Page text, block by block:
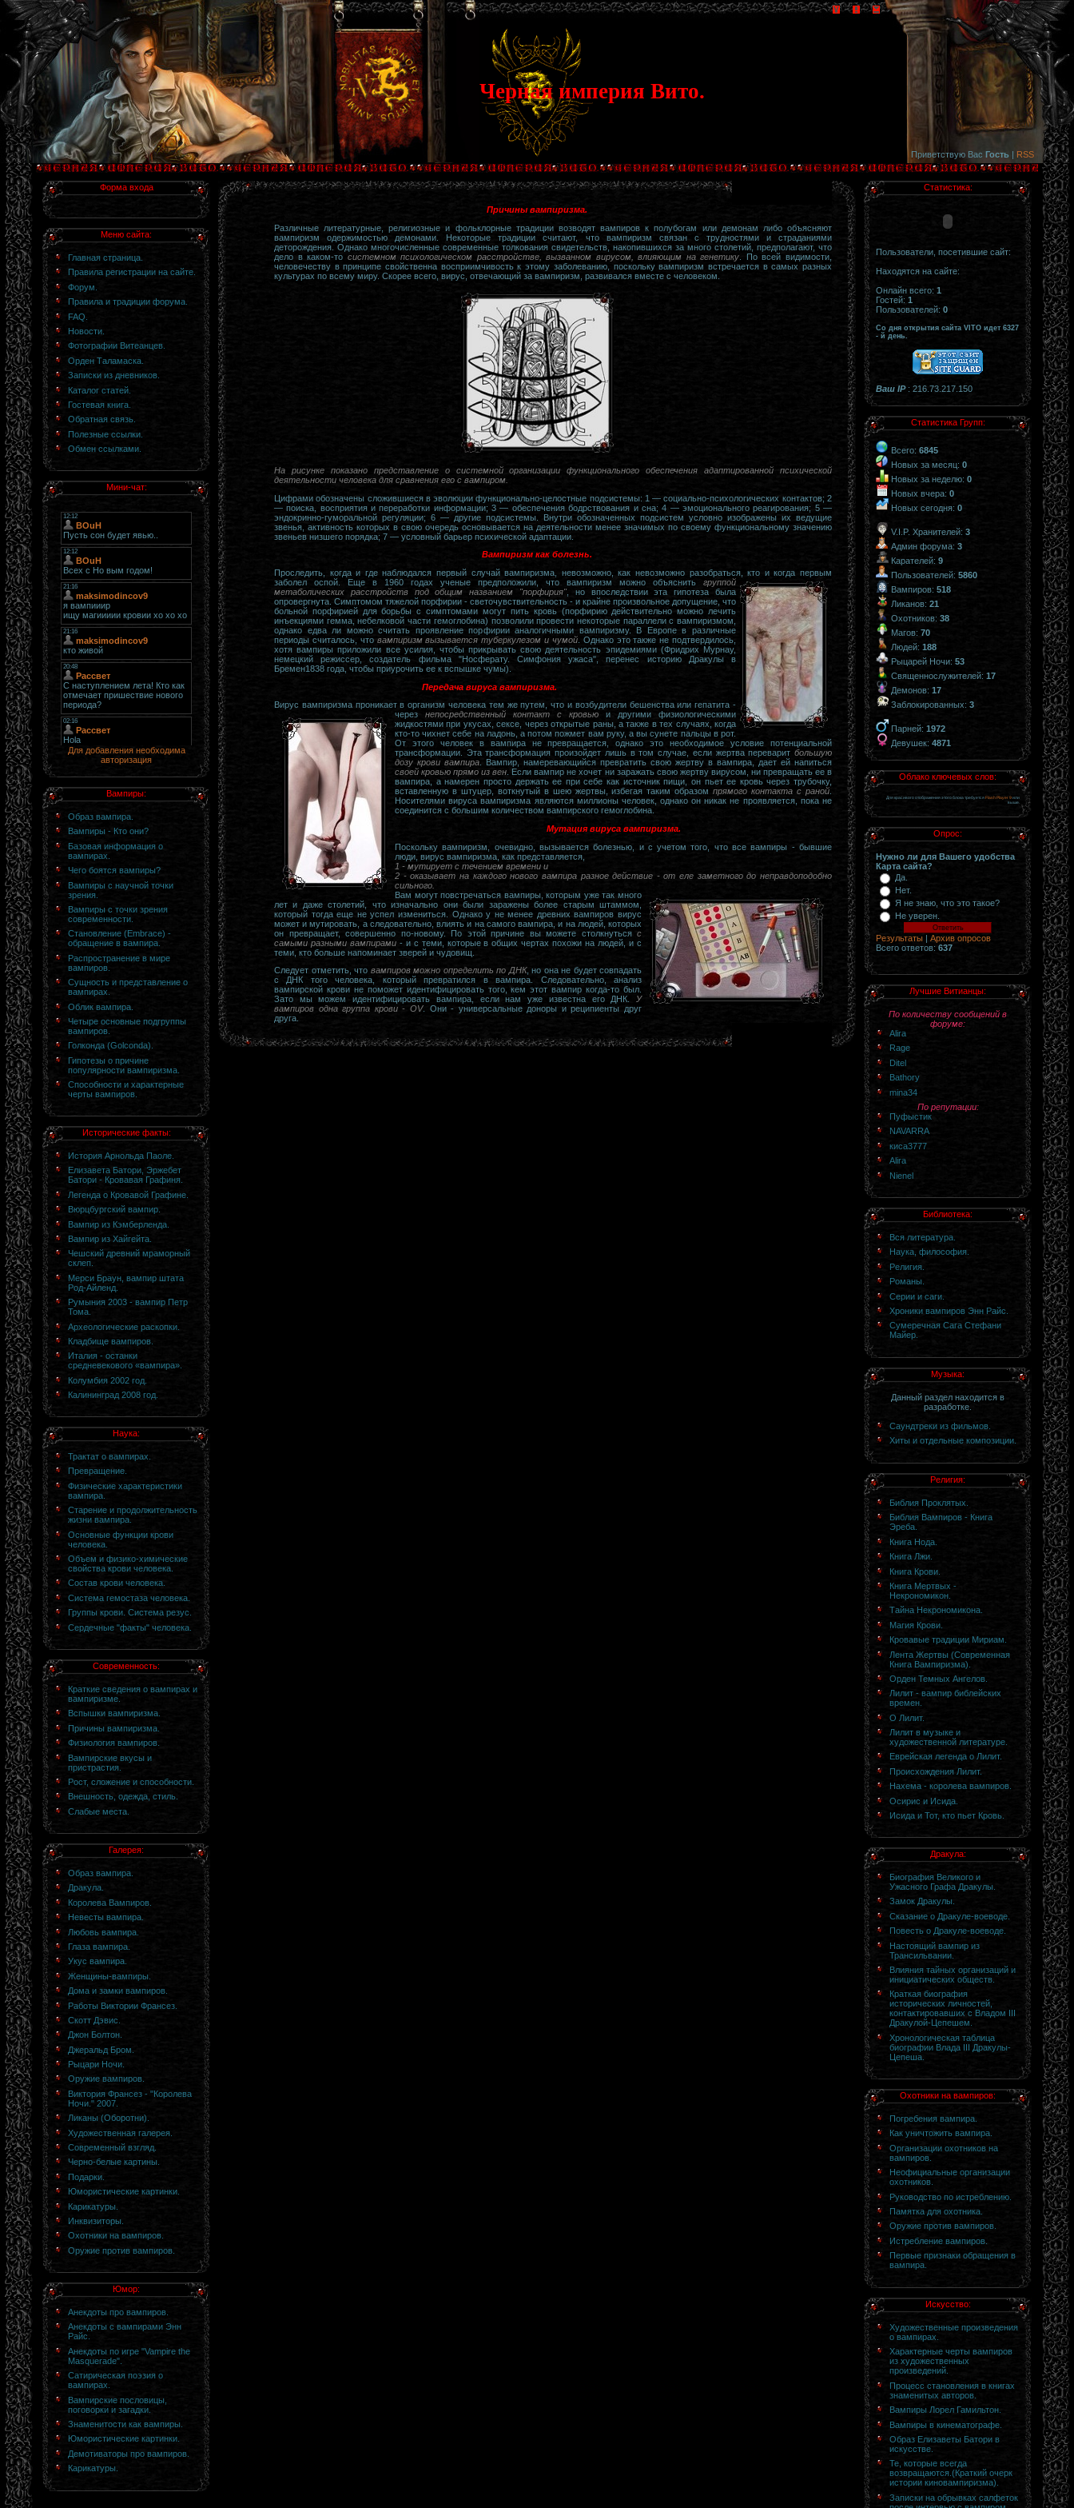
Черная империя Вито.
Приветствую Вас Гость | RSS
Форма входа
Меню сайта:
Главная страница.
Правила регистрации на сайте.
Форум.
Правила и традиции форума.
FAQ.
Новости.
Фотографии Витеанцев.
Орден Таламаска.
Записки из дневников.
Каталог статей.
Гостевая книга.
Обратная связь.
Полезные ссылки.
Обмен ссылками.
Мини-чат:
Для добавления необходима
авторизация
Вампиры:
Образ вампира.
Вампиры - Кто они?
Базовая информация о
вампирах.
Чего боятся вампиры?
Вампиры с научной точки
зрения.
Вампиры с точки зрения
современности.
Становление (Embrace) -
обращение в вампира.
Распространение в мире
вампиров.
Сущность и представление о
вампирах.
Облик вампира.
Четыре основные подгруппы
вампиров.
Голконда (Golconda).
Гипотезы о причине
популярности вампиризма.
Способности и характерные
черты вампиров.
Исторические факты:
История Арнольда Паоле.
Елизавета Батори, Эржебет
Батори - Кровавая Графиня.
Легенда о Кровавой Графине.
Вюрцбургский вампир.
Вампир из Кэмберленда.
Вампир из Хайгейта.
Чешский древний мраморный
склеп.
Мерси Браун, вампир штата
Род-Айленд.
Румыния 2003 - вампир Петр
Тома.
Археологические раскопки.
Кладбище вампиров.
Италия - останки
средневекового «вампира».
Колумбия 2002 год.
Калининград 2008 год.
Наука:
Трактат о вампирах.
Превращение.
Физические характеристики
вампира.
Старение и продолжительность
жизни вампира.
Основные функции крови
человека.
Объем и физико-химические
свойства крови человека.
Состав крови человека.
Система гемостаза человека.
Группы крови. Система резус.
Сердечные "факты" человека.
Современность:
Краткие сведения о вампирах и
вампиризме.
Вспышки вампиризма.
Причины вампиризма.
Физиология вампиров.
Вампирские вкусы и
пристрастия.
Рост, сложение и способности.
Внешность, одежда, стиль.
Слабые места.
Галерея:
Образ вампира.
Дракула.
Королева Вампиров.
Невесты вампира.
Любовь вампира.
Глаза вампира.
Укус вампира.
Женщины-вампиры.
Дома и замки вампиров.
Работы Виктории Франсез.
Скотт Дэвис.
Джон Болтон.
Джеральд Бром.
Рыцари Ночи.
Оружие вампиров.
Виктория Франсез - "Королева
Ночи." 2007.
Ликаны (Оборотни).
Художественная галерея.
Современный взгляд.
Черно-белые картины.
Подарки.
Юмористические картинки.
Карикатуры.
Инквизиторы.
Охотники на вампиров.
Оружие против вампиров.
Юмор:
Анекдоты про вампиров.
Анекдоты с вампирами Энн
Райс.
Анекдоты по игре "Vampire the
Masquerade".
Сатирическая поэзия о
вампирах.
Вампирские пословицы,
поговорки и загадки.
Знаменитости как вампиры.
Юмористические картинки.
Демотиваторы про вампиров.
Карикатуры.
Причины вампиризма.
Различные литературные, религиозные и фольклорные традиции возводят вампиров к полубогам или демонам либо объясняют
вампиризм одержимостью демонами. Некоторые традиции считают, что вампиризм связан с трудностями и страданиями
деторождения. Однако многочисленные современные толкования свидетельств, накопившихся за много столетий, предполагают, что
дело в каком-то системном психологическом расстройстве, вызванном вирусом, влияющим на генетику . По всей видимости,
человечеству в принципе свойственна восприимчивость к этому заболеванию, поскольку вампиризм встречается в самых разных
культурах по всему миру. Скорее всего, вирус, отвечающий за вампиризм, развивался вместе с человеком.
На рисунке показано представление о системной организации функционального обеспечения адаптированной психической
деятельности человека для сравнения его с вампиром.
Цифрами обозначены сложившиеся в эволюции функционально-целостные подсистемы: 1 — социально-психологических контактов; 2
— поиска, восприятия и переработки информации; 3 — обеспечения бодрствования и сна; 4 — эмоционального реагирования; 5 —
эндокринно-гуморальной регуляции; 6 — другие подсистемы. Внутри обозначенных подсистем условно изображены их ведущие
звенья, активность которых в свою очередь основывается на деятельности менее значимых по своему функциональному значению
звеньев низшего порядка; 7 — условный барьер психической адаптации.
Вампиризм как болезнь.
Проследить, когда и где наблюдался первый случай вампиризма, невозможно, как невозможно разобраться, кто и когда первым
заболел оспой. Еще в 1960 годах ученые предположили, что вампиризм можно объяснить группой
метаболических расстройств под общим названием "порфирия" , но впоследствии эта гипотеза была
опровергнута. Симптомом тяжелой порфирии - светочувствительность - и крайне произвольное допущение, что
больной порфирией для борьбы с симптомами могут пить кровь (порфирию действительно можно лечить
инъекциями гемма, небелковой части гемоглобина) позволили провести некоторые параллели с вампиризмом,
однако едва ли можно считать проявление порфирии аналогичными вампиризму. В Европе в различные
периоды считалось, что вампиризм вызывается туберкулезом и чумой. Однако это также не подтвердилось,
хотя вампиры приложили все усилия, чтобы прикрывать свою деятельность эпидемиями (Фридрих Мурнау,
немецкий режиссер, создатель фильма "Носферату. Симфония ужаса", перенес историю Дракулы в
Бремен1838 года, чтобы приурочить ее к вспышке чумы).
Передача вируса вампиризма.
Вирус вампиризма проникает в организм человека тем же путем, что и возбудители бешенства или гепатита -
через непосредственный контакт с кровью и другими физиологическими
жидкостями при укусах, сексе, через открытые раны, а также в тех случаях, когда
кто-то чихнет себе на ладонь, а потом пожмет вам руку, а вы сунете пальцы в рот.
От этого человек в вампира не превращается, однако это необходимое условие потенциальной
трансформации. Эта трансформация произойдет лишь в том случае, если жертва переварит большую
дозу крови вампира . Вампир, намеревающийся превратить свою жертву в вампира, дает ей напиться
своей кровью прямо из вен . Если вампир не хочет ни заражать свою жертву вирусом, ни превращать ее в
вампира, а намерен просто держать ее при себе как источник пищи, он пьет ее кровь через трубочку,
вставленную в штуцер, воткнутый в шею жертвы, избегая таким образомпрямого контакта с раной
Носителями вируса вампиризма являются миллионы человек, однако он никак не проявляется, пока не
соединится с большим количеством вампирского гемоглобина.
Мутация вируса вампиризма.
Поскольку вампиризм, очевидно, вызывается болезнью, и с учетом того, что все вампиры - бывшие
люди, вирус вампиризма, как представляется,
1 - мутирует с течением времени и
2 - оказывает на каждого нового вампира разное действие - от еле заметного до неправдоподобно
сильного.
Вам могут повстречаться вампиры, которым уже так много
лет и даже столетий, что изначально они были заражены более старым штаммом,
который тогда еще не успел измениться. Однако у не менее древних вампиров вирус
может и мутировать, а следовательно, влиять и на самого вампира, и на людей, которых
он превращает, совершенно по-новому. По этой причине вы можете столкнуться с
самыми разными вампирами- и с теми, которые в общих чертах похожи на людей, и с
теми, кто больше напоминает зверей и чудовищ.
Следует отметить, что вампиров можно определить по ДНК, но она не будет совпадать
с ДНК того человека, который превратился в вампира. Следовательно, анализ
вампирской крови не поможет идентифицировать того, кем этот вампир когда-то был.
Зато мы можем идентифицировать вампира, если нам уже известна его ДНК. У
вампиров одна группа крови - OV. Они - универсальные доноры и реципиенты друг
друга.
Статистика:
Пользователи, посетившие сайт:
Находятся на сайте:
Онлайн всего: 1
Гостей: 1
Пользователей: 0
Со дня открытия сайта VITO идет 6327
- й день.
Ваш IP: 216.73.217.150
Статистика Групп:
Всего: 6845
Новых за месяц: 0
Новых за неделю: 0
Новых вчера: 0
Новых сегодня: 0
V.I.P. Хранителей: 3
Админ форума: 3
Карателей: 9
Пользователей: 5860
Вампиров: 518
Ликанов: 21
Охотников: 38
Магов: 70
Людей: 188
Рыцарей Ночи: 53
Священнослужителей: 17
Демонов: 17
Заблокированных: 3
Парней: 1972
Девушек: 4871
Облако ключевых слов:
Для красивого отображения этого блока требуетсяFlash Player 9или
выше.
Опрос:
Нужно ли для Вашего удобства
Карта сайта?
Да.
Нет.
Я не знаю, что это такое?
Не уверен.
Результаты | Архив опросов
Всего ответов: 637
Лучшие Витианцы:
По количеству сообщений в
форуме:
Alira
Rage
Ditel
Bathory
mina34
По репутации:
Пуфыстик
NAVARRA
киса3777
Alira
Nienel
Библиотека:
Вся литература.
Наука, философия.
Религия.
Романы.
Серии и саги.
Хроники вампиров Энн Райс.
Сумеречная Сага Стефани
Майер.
Музыка:
Данный раздел находится в
разработке.
Саундтреки из фильмов.
Хиты и отдельные композиции.
Религия:
Библия Проклятых.
Библия Вампиров - Книга
Эрeба.
Книга Нода.
Книга Лжи.
Книга Крови.
Книга Мертвых -
Некрономикон.
Тайна Некрономикона.
Магия Крови.
Кровавые традиции Мириам.
Лента Жертвы (Современная
Книга Вампиризма).
Орден Темных Ангелов.
Лилит - вампир библейских
времен.
О Лилит.
Лилит в музыке и
художественной литературе.
Еврейская легенда о Лилит.
Происхождения Лилит.
Нахема - королева вампиров.
Осирис и Исида.
Исида и Тот, кто пьет Кровь.
Дракула:
Биография Великого и
Ужасного Графа Дракулы.
Замок Дракулы.
Сказание о Дракуле-воеводе.
Повесть о Дракуле-воеводе.
Настоящий вампир из
Трансильвании.
Влияния тайных организаций и
инициатических обществ.
Краткая биография
исторических личностей,
контактировавших с Владом III
Дракулой-Цепешем.
Хронологическая таблица
биографии Влада III Дракулы-
Цепеша.
Охотники на вампиров:
Погребения вампира.
Как уничтожить вампира.
Организации охотников на
вампиров.
Неофициальные организации
охотников.
Руководство по истреблению.
Памятка для охотника.
Оружие против вампиров.
Истребление вампиров.
Первые признаки обращения в
вампира.
Искусство:
Художественные произведения
о вампирах.
Характерные черты вампиров
из художественных
произведений.
Процесс становления в книгах
знаменитых авторов.
Вампиры Лорел Гамильтон.
Вампиры в кинематографе.
Образ Елизаветы Батори в
искусстве.
Те, которые всегда
возвращаются.(Краткий очерк
истории киновампиризма).
Записки на обрывках салфеток